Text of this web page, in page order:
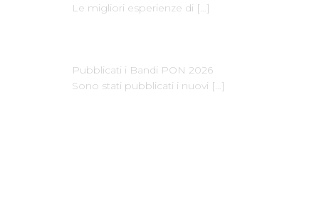
Le migliori esperienze di […]
Pubblicati i Bandi PON 2026
Sono stati pubblicati i nuovi […]